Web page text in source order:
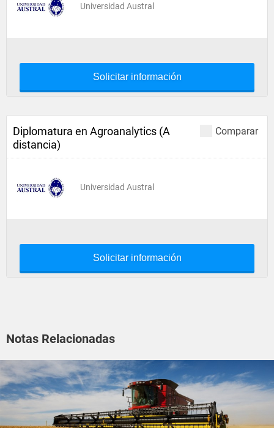
Universidad Austral
Solicitar información
Comparar
Diplomatura en Agroanalytics (A
distancia)
Universidad Austral
Solicitar información
Notas Relacionadas